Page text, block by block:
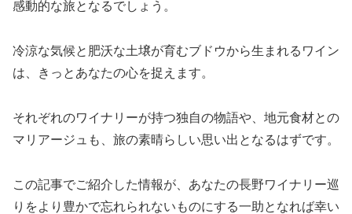
感動的な旅となるでしょう。
冷涼な気候と肥沃な土壌が育むブドウから生まれるワイン
は、きっとあなたの心を捉えます。
それぞれのワイナリーが持つ独自の物語や、地元食材との
マリアージュも、旅の素晴らしい思い出となるはずです。
この記事でご紹介した情報が、あなたの長野ワイナリー巡
りをより豊かで忘れられないものにする一助となれば幸い